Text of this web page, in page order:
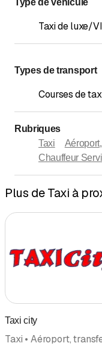
Taxi de luxe/
Types de transport
Courses de
Rubriques
Taxi
Chauffeur
Plus de Taxi à
Taxi city